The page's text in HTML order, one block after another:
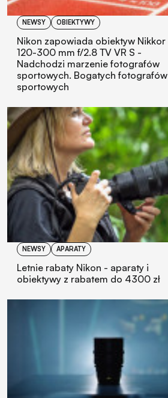
NEWSY OBIEKTYWY
Nikon zapowiada obiektyw Nikkor
120-300 mm f/2.8 TV VR S -
Nadchodzi marzenie fotografów
sportowych. Bogatych fotografów
sportowych
NEWSY APARATY
Letnie rabaty Nikon - aparaty i
obiektywy z rabatem do 4300 zł